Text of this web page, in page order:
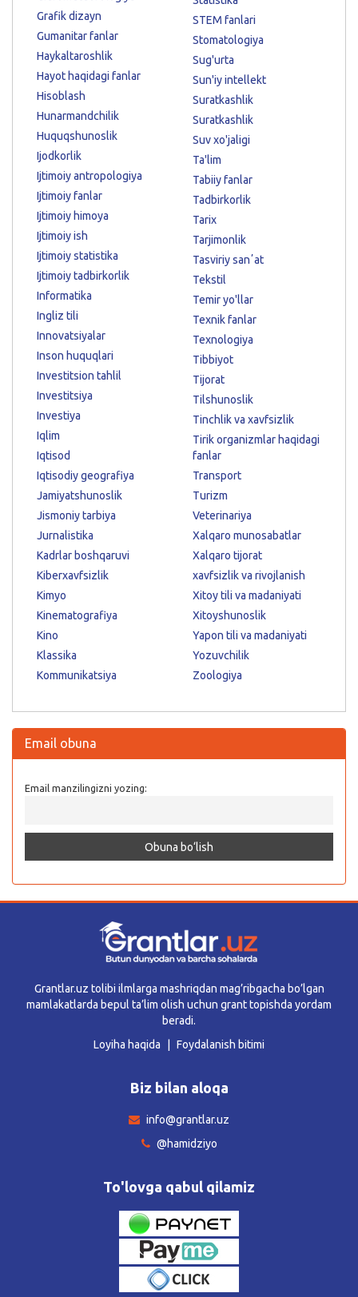
Grafik dizayn
Gumanitar fanlar
Haykaltaroshlik
Hayot haqidagi fanlar
Hisoblash
Hunarmandchilik
Huquqshunoslik
Ijodkorlik
Ijtimoiy antropologiya
Ijtimoiy fanlar
Ijtimoiy himoya
Ijtimoiy ish
Ijtimoiy statistika
Ijtimoiy tadbirkorlik
Informatika
Ingliz tili
Innovatsiyalar
Inson huquqlari
Investitsion tahlil
Investitsiya
Investiya
Iqlim
Iqtisod
Iqtisodiy geografiya
Jamiyatshunoslik
Jismoniy tarbiya
Jurnalistika
Kadrlar boshqaruvi
Kiberxavfsizlik
Kimyo
Kinematografiya
Kino
Klassika
Kommunikatsiya
STEM fanlari
Stomatologiya
Sug'urta
Sun'iy intellekt
Suratkashlik
Suratkashlik
Suv xo'jaligi
Ta'lim
Tabiiy fanlar
Tadbirkorlik
Tarix
Tarjimonlik
Tasviriy sanʼat
Tekstil
Temir yo'llar
Texnik fanlar
Texnologiya
Tibbiyot
Tijorat
Tilshunoslik
Tinchlik va xavfsizlik
Tirik organizmlar haqidagi
fanlar
Transport
Turizm
Veterinariya
Xalqaro munosabatlar
Xalqaro tijorat
xavfsizlik va rivojlanish
Xitoy tili va madaniyati
Xitoyshunoslik
Yapon tili va madaniyati
Yozuvchilik
Zoologiya
Email obuna
Email manzilingizni yozing:
Grantlar.uz tolibi ilmlarga mashriqdan mag’ribgacha bo’lgan
mamlakatlarda bepul ta’lim olish uchun grant topishda yordam
beradi.
Loyiha haqida
Foydalanish bitimi
Biz bilan aloqa
info@grantlar.uz
@hamidziyo
To'lovga qabul qilamiz